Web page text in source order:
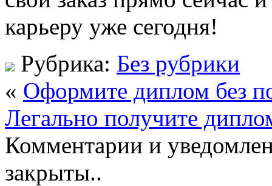
карьеру уже сегодня!
Рубрика: Без рубрики
« Оформите диплом без
Легально получите
Комментарии и
закрыты..